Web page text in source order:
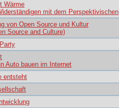
Wärme
mit dem Perspektivischen
von Open Source und Kultur
Source and Culture)
Auto bauen im Internet
entsteht